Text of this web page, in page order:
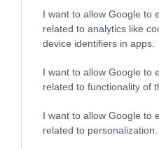
I want to allow Google to
related to analytics like
device identifiers in apps.
I want to allow Google to
related to functionality of
I want to allow Google to
related to personalization.
ΔΙΕΘΝΗ
Λίβανος: Ισραηλινό
ολοσχερώς τζαμί σε
της χώρας